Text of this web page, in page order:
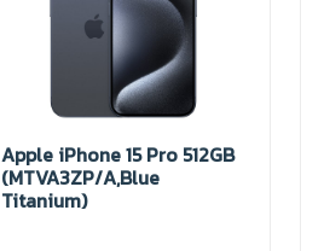
Apple iPhone 15 Pro 512GB
(MTVA3ZP/A,Blue
Titanium)